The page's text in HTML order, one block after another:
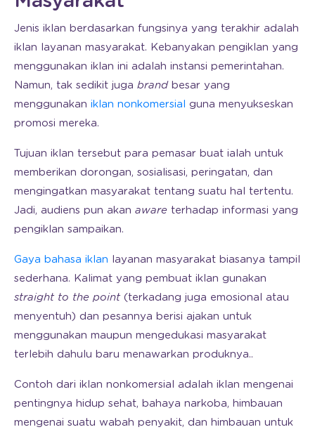
Jenis iklan berdasarkan fungsinya yang terakhir adalah
iklan layanan masyarakat. Kebanyakan pengiklan yang
menggunakan iklan ini adalah instansi pemerintahan.
Namun, tak sedikit juga brand besar yang
menggunakan iklan nonkomersial
guna menyukseskan
promosi mereka.
Tujuan iklan tersebut para pemasar buat ialah untuk
memberikan dorongan, sosialisasi, peringatan, dan
mengingatkan masyarakat tentang suatu hal tertentu.
Jadi, audiens pun akan aware terhadap informasi yang
pengiklan sampaikan.
Gaya bahasa iklan layanan masyarakat biasanya tampil
sederhana. Kalimat yang pembuat iklan gunakan
straight to the point(terkadang juga emosional atau
menyentuh) dan pesannya berisi ajakan untuk
menggunakan maupun mengedukasi masyarakat
terlebih dahulu baru menawarkan produknya..
Contoh dari iklan nonkomersial adalah iklan mengenai
pentingnya hidup sehat, bahaya narkoba, himbauan
mengenai suatu wabah penyakit, dan himbauan untuk